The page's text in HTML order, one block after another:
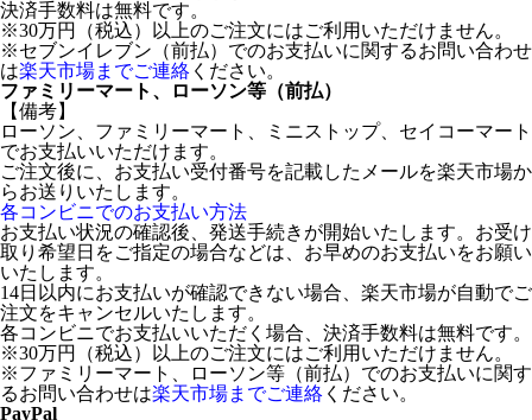
決済手数料は無料です。
※30万円（税込）以上のご注文にはご利用いただけません。
※セブンイレブン（前払）でのお支払いに関するお問い合わせ
は楽天市場までご連絡 ください。
ファミリーマート、ローソン等（前払）
【備考】
ローソン、ファミリーマート、ミニストップ、セイコーマート
でお支払いいただけます。
ご注文後に、お支払い受付番号を記載したメールを楽天市場か
らお送りいたします。
各コンビニでのお支払い方法
お支払い状況の確認後、発送手続きが開始いたします。お受け
取り希望日をご指定の場合などは、お早めのお支払いをお願い
いたします。
14日以内にお支払いが確認できない場合、楽天市場が自動でご
注文をキャンセルいたします。
各コンビニでお支払いいただく場合、決済手数料は無料です。
※30万円（税込）以上のご注文にはご利用いただけません。
※ファミリーマート、ローソン等（前払）でのお支払いに関す
るお問い合わせは楽天市場までご連絡 ください。
PayPal